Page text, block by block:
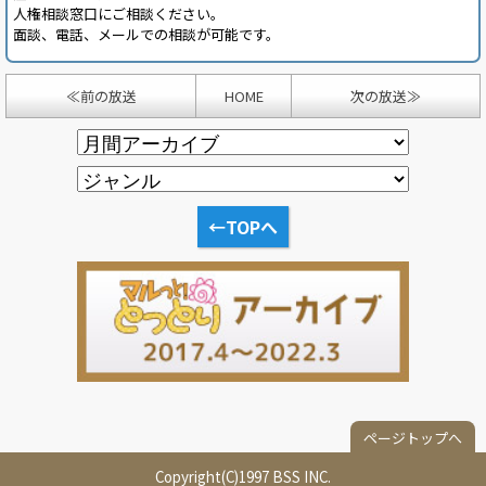
人権相談窓口にご相談ください。
面談、電話、メールでの相談が可能です。
≪前の放送 HOME 次の放送≫
←TOPへ
ページトップへ
Copyright(C)1997 BSS INC.